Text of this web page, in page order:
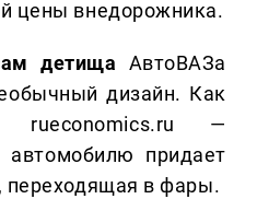
цены внедорожника.
детища АвтоВАЗа
дизайн. Как
rueconomics.ru —
придает
переходящая в фары.